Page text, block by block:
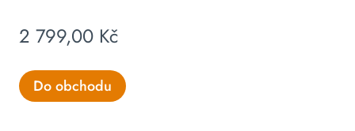
2 799,00 Kč
Do obchodu